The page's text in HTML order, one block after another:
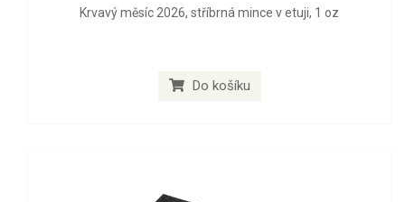
Krvavý měsíc 2026, stříbrná mince v etuji, 1 oz
Do košíku